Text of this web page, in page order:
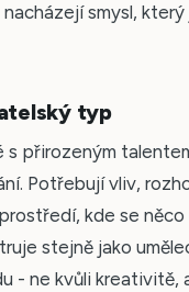
smysl,
typ
s přirozeným
Potřebují vliv,
kde se něco
stejně jako
- ne kvůli kreativitě,